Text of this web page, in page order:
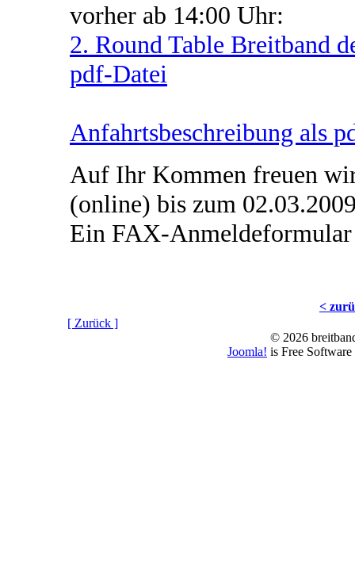
vorher ab 14:00 Uhr:
2. Round Table Breitband
pdf-Datei
Anfahrtsbeschreibung als
Auf Ihr Kommen freuen
(online) bis zum
Ein FAX-
<
[ Zurück ]
© 2026
Joomla! is Free